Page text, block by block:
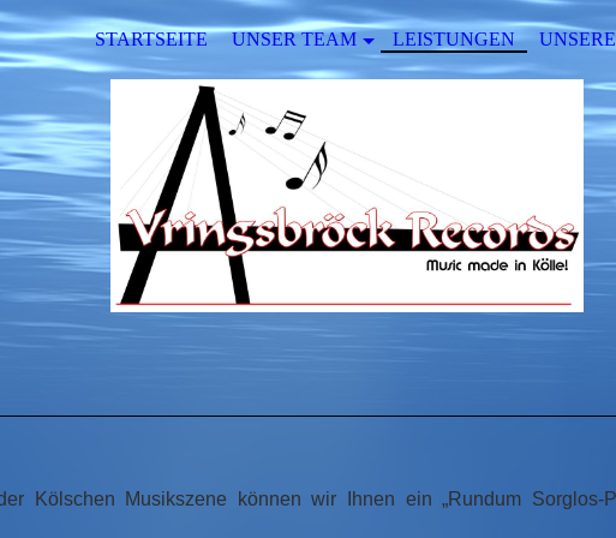
STARTSEITE UNSER TEAM LEISTUNGEN
Kölschen Musikszene können wir Ihnen ein „Rundum Sorglos-